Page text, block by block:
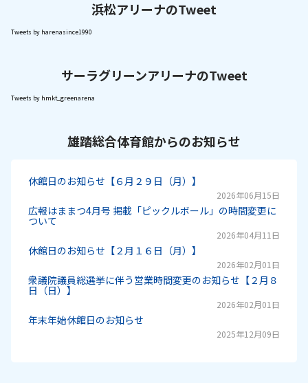
浜松アリーナのTweet
Tweets by harenasince1990
サーラグリーンアリーナのTweet
Tweets by hmkt_greenarena
雄踏総合体育館からのお知らせ
休館日のお知らせ【６月２９日（月）】
2026年06月15日
広報はままつ4月号 掲載「ピックルボール」の時間変更に
ついて
2026年04月11日
休館日のお知らせ【２月１６日（月）】
2026年02月01日
衆議院議員総選挙に伴う営業時間変更のお知らせ【２月８
日（日）】
2026年02月01日
年末年始休館日のお知らせ
2025年12月09日